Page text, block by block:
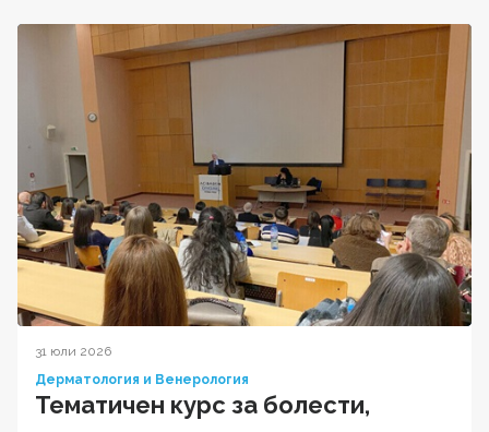
31 юли 2026
Дерматология и Венерология
Тематичен курс за болести,